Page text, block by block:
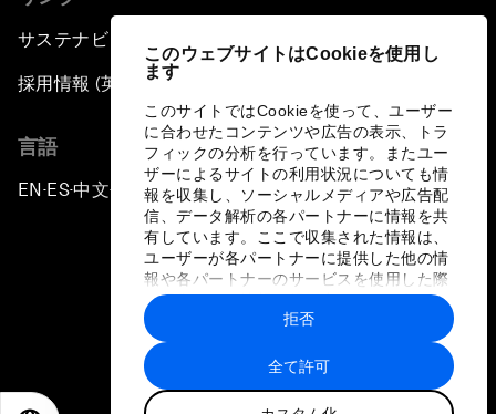
このウェブサイトはCookieを使用し
ます
このサイトではCookieを使って、ユーザー
に合わせたコンテンツや広告の表示、トラ
フィックの分析を行っています。またユー
ザーによるサイトの利用状況についても情
報を収集し、ソーシャルメディアや広告配
信、データ解析の各パートナーに情報を共
有しています。ここで収集された情報は、
ユーザーが各パートナーに提供した他の情
報や各パートナーのサービスを使用した際
に収集された情報と組み合わされ、各パー
トナーによって使用されることがありま
す。
全て許可
拒否
Closing Remarks
Closing Performance
サステナビリティへの取り組み
採用情報 (英語のみ)
言語
EN ▪ES▪中文▪ 日本語
プライバシーポリシーと利用規約
サイトマップ